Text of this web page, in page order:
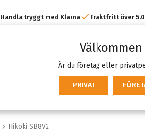
Välkommen
Är du företag eller
PRIVAT
Handla tryggt med Klarna Fraktfritt över
Hikoki SB8V2